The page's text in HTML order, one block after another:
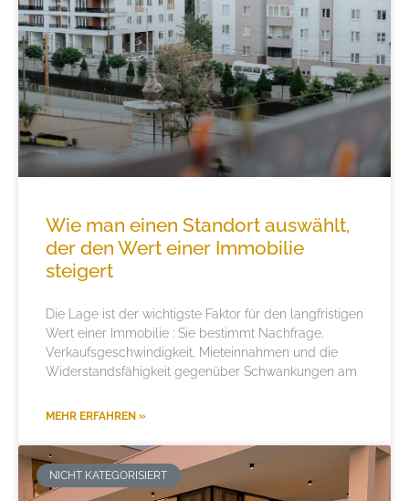
Wie man einen Standort auswählt,
der den Wert einer Immobilie
steigert
Die Lage ist der wichtigste Faktor für den langfristigen
Wert einer Immobilie : Sie bestimmt Nachfrage,
Verkaufsgeschwindigkeit, Mieteinnahmen und die
Widerstandsfähigkeit gegenüber Schwankungen am
MEHR ERFAHREN »
NICHT KATEGORISIERT